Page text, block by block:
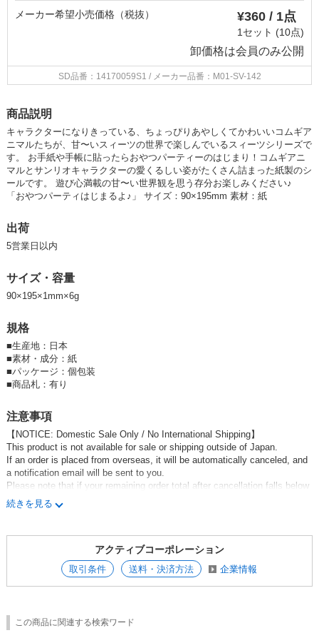
メーカー希望小売価格（税抜） ¥360 / 1点
1セット (10点)
卸価格は会員のみ公開
SD品番：14170059S1 / メーカー品番：M01-SV-142
商品説明
キャラクターになりきっている、ちょっぴりあやしくてかわいいコムギア
ニマルたちが、甘〜いスィーツの世界で楽しんでいるスィーツシリーズで
す。 お手紙や手帳に貼ったらおやつパーティーのはじまり！コムギアニ
マルとサンリオキャラクターの愛くるしい姿がたくさん詰まった紙製のシ
ールです。 遊び心満載の甘〜い世界観を思う存分お楽しみください♪
「おやつパーティはじまるよ♪」 サイズ：90×195mm 素材：紙
出荷
5営業日以内
サイズ・容量
90×195×1mm×6g
規格
■生産地：日本
■素材・成分：紙
■パッケージ：個包装
■商品札：有り
注意事項
【NOTICE: Domestic Sale Only / No International Shipping】
This product is not available for sale or shipping outside of Japan.
If an order is placed from overseas, it will be automatically canceled, and
a notification email will be sent to you.
Please note that if your remaining order total after cancellation falls below
the free shipping threshold, shipping fees will apply to the rest of your ord
er.
【海外販売不可商品】
こちらの商品は、日本国外への販売および発送ができない商品です。
万が一ご注文をいただいた場合は、誠に勝手ながらキャンセル処理をさせ
ていただきます。
キャンセルに伴い、ご注文の合計金額が送料無料ラインを下回った場合、
残りの商品に対して送料が発生いたします。
続きを見る
アクティブコーポレーション
取引条件 送料・決済方法 企業情報
この商品に関連する検索ワード